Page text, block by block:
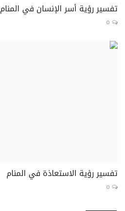
تفسير رؤية أسر الإنسان في المنام
0
تفسير رؤية الاستعاذة في المنام
0